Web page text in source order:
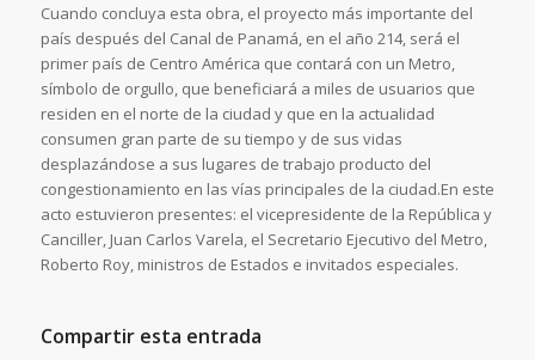
Cuando concluya esta obra, el proyecto más importante del
país después del Canal de Panamá, en el año 214, será el
primer país de Centro América que contará con un Metro,
símbolo de orgullo, que beneficiará a miles de usuarios que
residen en el norte de la ciudad y que en la actualidad
consumen gran parte de su tiempo y de sus vidas
desplazándose a sus lugares de trabajo producto del
congestionamiento en las vías principales de la ciudad.En este
acto estuvieron presentes: el vicepresidente de la República y
Canciller, Juan Carlos Varela, el Secretario Ejecutivo del Metro,
Roberto Roy, ministros de Estados e invitados especiales.
Compartir esta entrada